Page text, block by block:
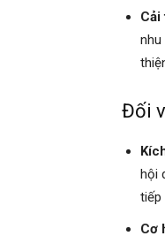
Cải
Đối
hội
tiếp
Cơ